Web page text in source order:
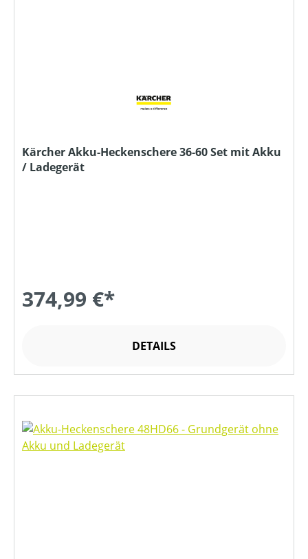
Kärcher Akku-Heckenschere 36-60 Set mit Akku
/ Ladegerät
374,99 €*
DETAILS